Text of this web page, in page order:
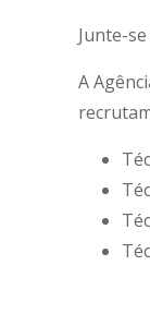
Junte-
A